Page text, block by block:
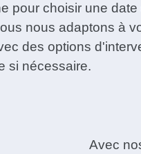
pour choisir une date
nous adaptons à
des options
si nécessaire.
Avec